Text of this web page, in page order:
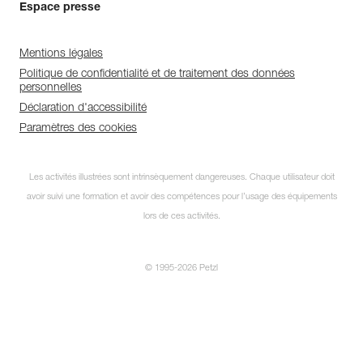
Espace presse
Mentions légales
Politique de confidentialité et de traitement des données
personnelles
Déclaration d'accessibilité
Paramètres des cookies
Les activités illustrées sont intrinsèquement dangereuses. Chaque utilisateur doit
avoir suivi une formation et avoir des compétences pour l’usage des équipements
lors de ces activités.
© 1995-2026 Petzl